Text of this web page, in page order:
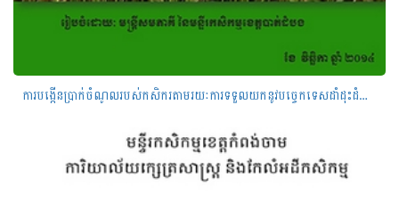
ការបង្កើនប្រាក់ចំណូលរបស់កសិករតាមរយៈការទទួលយកនូវបច្ចេកទេសដាំដុះដំណាំស្រូវ